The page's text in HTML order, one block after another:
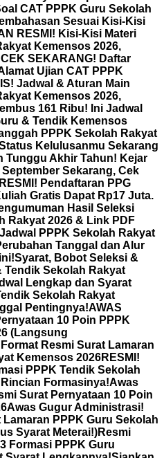
CAT PPPK Guru Sekolah
Sesuai Kisi-Kisi
RESMI! Kisi-Kisi Materi
Kemensos 2026,
CEK SEKARANG! Daftar
Ujian CAT PPPK
Jadwal & Aturan Main
Kemensos 2026,
161 Ribu! Ini Jadwal
& Tendik Kemensos
PPPK Sekolah Rakyat
Kelulusanmu Sekarang
Tunggu Akhir Tahun! Kejar
Sekarang, Cek
RESMI! Pendaftaran PPG
Gratis Dapat Rp17 Juta.
Hasil Seleksi
Rakyat 2026 & Link PDF
PPPK Sekolah Rakyat
Tanggal dan Alur
Syarat, Bobot Seleksi &
Sekolah Rakyat
Lengkap dan Syarat
Sekolah Rakyat
Pentingnya!AWAS
10 Poin PPPK
(Langsung
Resmi Surat Lamaran
Kemensos 2026RESMI!
PPPK Tendik Sekolah
Formasinya!Awas
Surat Pernyataan 10 Poin
Awas Gugur Administrasi!
PPPK Guru Sekolah
Syarat Meterai!)Resmi
Formasi PPPK Guru